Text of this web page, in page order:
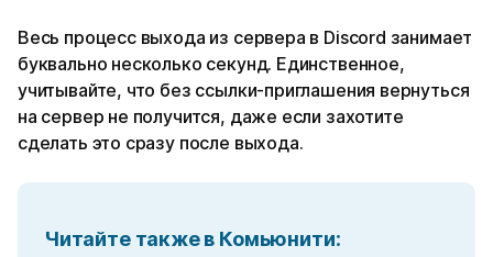
Весь процесс выхода из сервера в Discord занимает
буквально несколько секунд. Единственное,
учитывайте, что без ссылки-приглашения вернуться
на сервер не получится, даже если захотите
сделать это сразу после выхода.
Читайте также в Комьюнити: